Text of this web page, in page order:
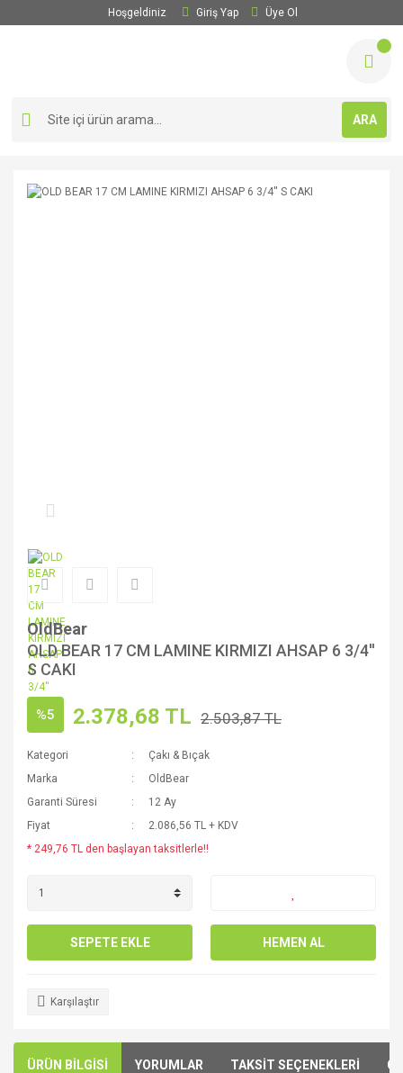
Hoşgeldiniz Giriş Yap Üye Ol
ARA
OldBear
OLD BEAR 17 CM LAMINE KIRMIZI AHSAP 6 3/4''
S CAKI
%5 2.378,68 TL 2.503,87 TL
Kategori
Çakı & Bıçak
Marka
OldBear
Garanti Süresi
12 Ay
Fiyat
2.086,56 TL + KDV
* 249,76 TL den başlayan taksitlerle!!
SEPETE EKLE HEMEN AL
Karşılaştır
ÜRÜN BİLGİSİ YORUMLAR TAKSİT SEÇENEKLERİ